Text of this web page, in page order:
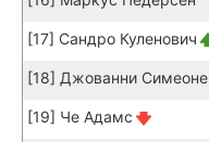
[17] Сандро Куленович
[18] Джованни Симеоне
[19] Че Адамс